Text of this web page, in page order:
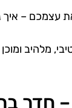
עצמכם – איך
מלהיב
– חדר